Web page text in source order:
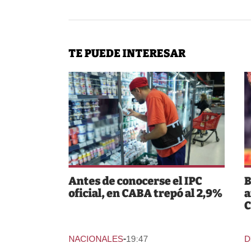
TE PUEDE INTERESAR
Antes de conocerse el IPC
oficial, en CABA trepó al 2,9%
NACIONALES-19:47